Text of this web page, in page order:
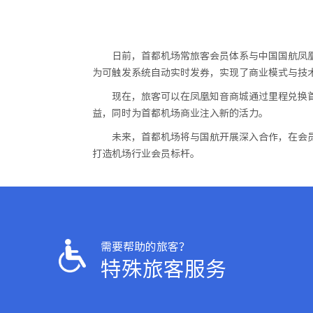
日前，首都机场常旅客会员体系与中国国航
为可触发系统自动实时发券，实现了商业模式与技
现在，旅客可以在凤凰知音商城通过里程兑
益，同时为首都机场商业注入新的活力。
未来，首都机场将与国航开展深入合作，在
打造机场行业会员标杆。
需要帮助的旅客？
特殊旅客服务